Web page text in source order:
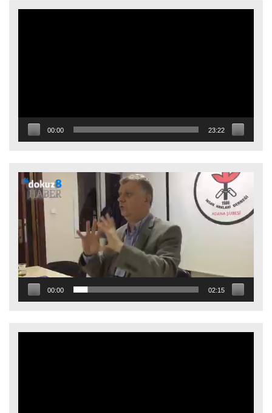
00:00 23:22
Video
oynatıcı
00:00 02:15